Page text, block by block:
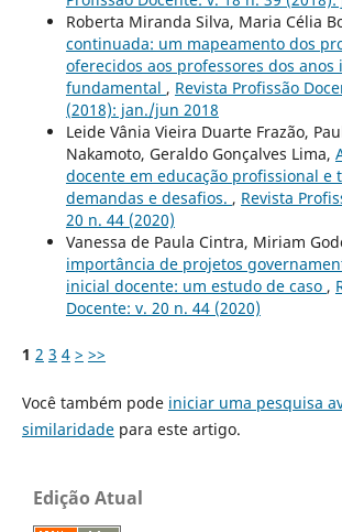
Roberta Miranda Silva, Maria Célia
continuada: um mapeamento dos
oferecidos aos professores dos
fundamental , Revista Profissão
(2018): jan./jun 2018
Leide Vânia Vieira Duarte Frazão,
Nakamoto, Geraldo Gonçalves Lima,
docente em educação profissional e
demandas e desafios. , Revista
20 n. 44 (2020)
Vanessa de Paula Cintra, Miriam
importância de projetos
inicial docente: um estudo de caso ,
Docente: v. 20 n. 44 (2020)
1 2 3 4 > >>
Você também pode iniciar uma pesquisa
similaridadepara este artigo.
Edição Atual